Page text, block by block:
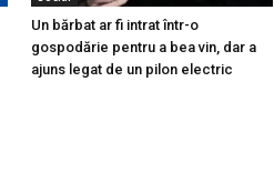
Un bărbat ar fi intrat într-o
gospodărie pentru a bea vin, dar a
ajuns legat de un pilon electric